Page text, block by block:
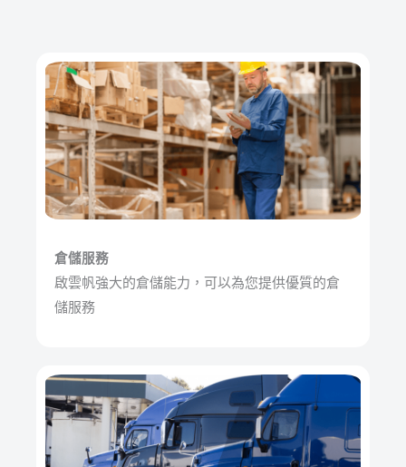
倉儲服務
啟雲帆強大的倉儲能力，可以為您提供優質的倉
儲服務